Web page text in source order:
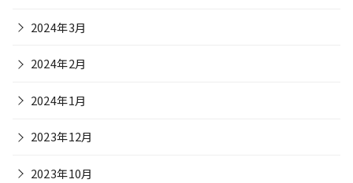
2024年3月
2024年2月
2024年1月
2023年12月
2023年10月